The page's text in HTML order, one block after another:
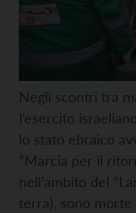
Negli scontri tra
l’esercito
lo stato ebraico
“Marcia per il
nell’ambito del
terra), sono